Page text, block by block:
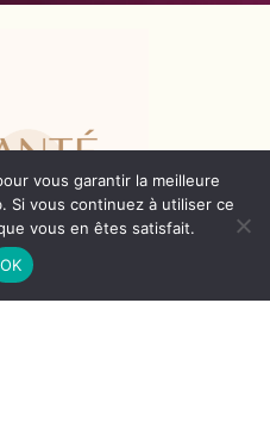
vous garantir la meilleure
Si vous continuez à utiliser ce
vous en êtes satisfait.
OK